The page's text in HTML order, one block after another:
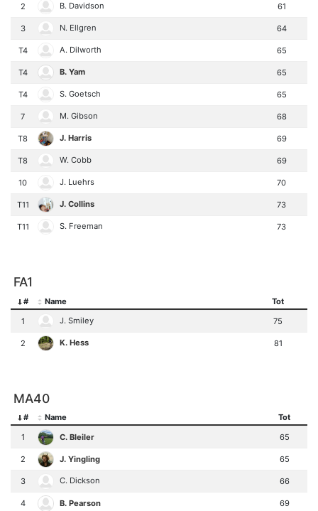
2 B. Davidson 61
3 N. Ellgren 64
T4 A. Dilworth 65
T4 B. Yam 65
T4 S. Goetsch 65
7 M. Gibson 68
T8 J. Harris 69
T8 W. Cobb 69
10 J. Luehrs 70
T11 J. Collins 73
T11 S. Freeman 73
FA1
# Name
Tot
1
J. Smiley 75
2 K. Hess 81
MA40
# Name
Tot
1
C. Bleiler 65
2 J. Yingling 65
3 C. Dickson 66
4 B. Pearson 69